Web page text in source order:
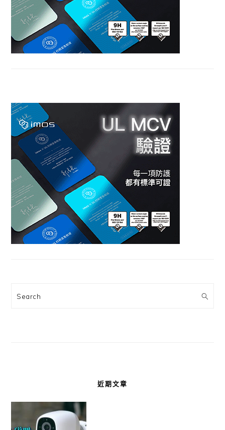
Search
近期文章